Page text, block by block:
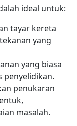
ideal untuk:
tayar kereta
yang
yang biasa
penyelidikan.
penukaran
masalah.